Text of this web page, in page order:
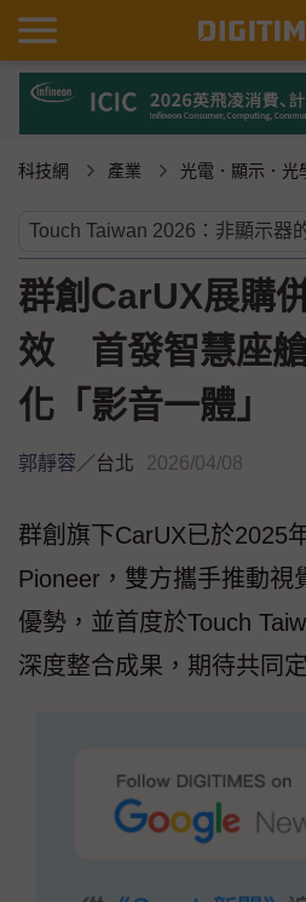
科技網 產業 光電．顯示．光
群創CarUX展購
效 首發智慧座
化「影音一體」
郭靜蓉／台北 2026/04/08
群創旗下CarUX已於2025
Pioneer，雙方攜手推動視
優勢，並首度於Touch
深度整合成果，期待共同